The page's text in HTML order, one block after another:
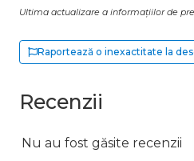
Ultima actualizare a informațiilor de
Raportează o inexactitate la
Recenzii
Nu au fost găsite recenzii